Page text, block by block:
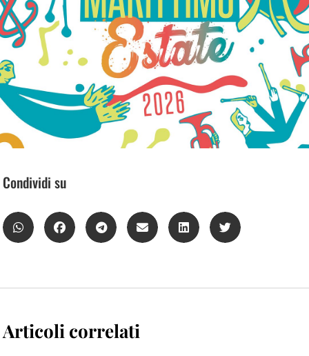
Condividi su
Articoli correlati